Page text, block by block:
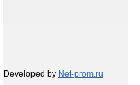
Developed by Net-prom.ru